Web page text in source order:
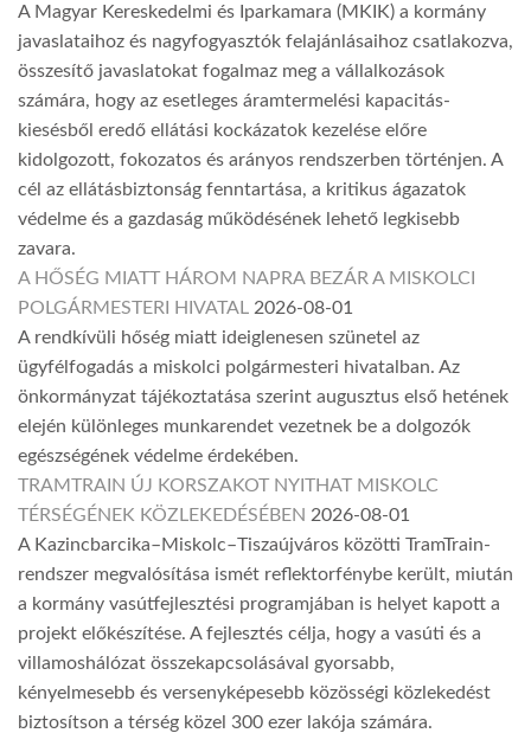
A Magyar Kereskedelmi és Iparkamara (MKIK) a kormány
javaslataihoz és nagyfogyasztók felajánlásaihoz csatlakozva,
összesítő javaslatokat fogalmaz meg a vállalkozások
számára, hogy az esetleges áramtermelési kapacitás-
kiesésből eredő ellátási kockázatok kezelése előre
kidolgozott, fokozatos és arányos rendszerben történjen. A
cél az ellátásbiztonság fenntartása, a kritikus ágazatok
védelme és a gazdaság működésének lehető legkisebb
zavara.
A HŐSÉG MIATT HÁROM NAPRA BEZÁR A MISKOLCI
POLGÁRMESTERI HIVATAL 2026-08-01
A rendkívüli hőség miatt ideiglenesen szünetel az
ügyfélfogadás a miskolci polgármesteri hivatalban. Az
önkormányzat tájékoztatása szerint augusztus első hetének
elején különleges munkarendet vezetnek be a dolgozók
egészségének védelme érdekében.
TRAMTRAIN ÚJ KORSZAKOT NYITHAT MISKOLC
TÉRSÉGÉNEK KÖZLEKEDÉSÉBEN 2026-08-01
A Kazincbarcika–Miskolc–Tiszaújváros közötti TramTrain-
rendszer megvalósítása ismét reflektorfénybe került, miután
a kormány vasútfejlesztési programjában is helyet kapott a
projekt előkészítése. A fejlesztés célja, hogy a vasúti és a
villamoshálózat összekapcsolásával gyorsabb,
kényelmesebb és versenyképesebb közösségi közlekedést
biztosítson a térség közel 300 ezer lakója számára.